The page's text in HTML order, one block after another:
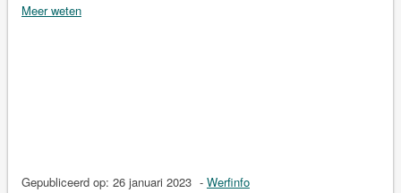
Meer weten
Gepubliceerd op: 26 januari 2023 - Werfinfo